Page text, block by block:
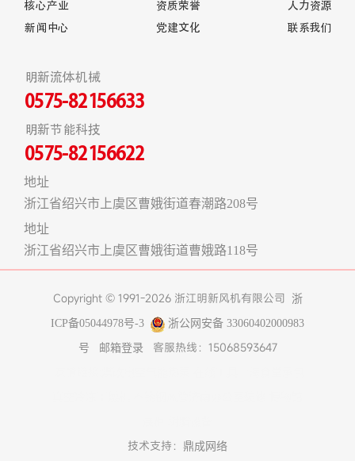
核心产业
新闻中心
资质荣誉
党建文化
人力资源
联系我们
明新流体机械
0575-82156633
明新节能科技
0575-82156622
地址
浙江省绍兴市上虞区曹娥街道春潮路208号
地址
浙江省绍兴市上虞区曹娥街道曹娥路118号
Copyright © 1991-2026 浙江明新风机有限公司 浙
ICP备05044978号-3 浙公网安备 33060402000983
号 邮箱登录
客服热线：15068593647
技术支持： 鼎成网络